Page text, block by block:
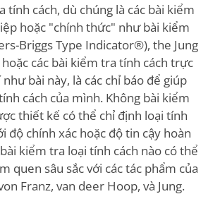
tính cách, dù chúng là các bài kiểm
hoặc "chính thức" như bài kiểm
Briggs Type Indicator®), the Jung
các bài kiểm tra tính cách trực
bài này, là các chỉ báo để giúp
cách của mình. Không bài kiểm
thiết kế có thể chỉ định loại tính
độ chính xác hoặc độ tin cậy hoàn
kiểm tra loại tính cách nào có thể
quen sâu sắc với các tác phẩm của
Franz, van deer Hoop, và Jung.